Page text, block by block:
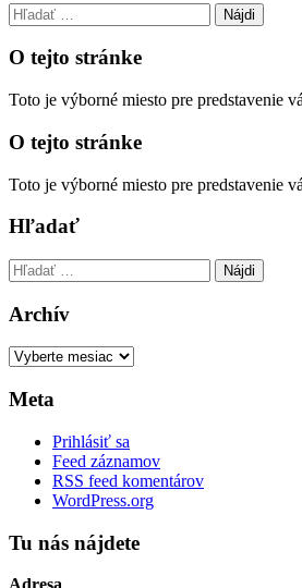
Hľadať:
O tejto stránke
Toto je výborné miesto pre predstavenie
O tejto stránke
Toto je výborné miesto pre predstavenie
Hľadať
Hľadať:
Archív
Archív
Meta
Prihlásiť sa
Feed záznamov
RSS feed komentárov
WordPress.org
Tu nás nájdete